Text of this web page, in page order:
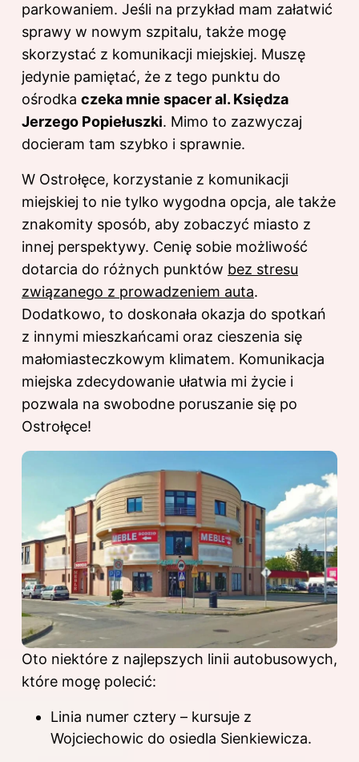
parkowaniem. Jeśli na przykład mam załatwić
sprawy w nowym szpitalu, także mogę
skorzystać z komunikacji miejskiej. Muszę
jedynie pamiętać, że z tego punktu do
ośrodka czeka mnie spacer al. Księdza
Jerzego Popiełuszki. Mimo to zazwyczaj
docieram tam szybko i sprawnie.
W Ostrołęce, korzystanie z komunikacji
miejskiej to nie tylko wygodna opcja, ale także
znakomity sposób, aby zobaczyć miasto z
innej perspektywy. Cenię sobie możliwość
dotarcia do różnych punktów bez stresu
związanego z prowadzeniem auta.
Dodatkowo, to doskonała okazja do spotkań
z innymi mieszkańcami oraz cieszenia się
małomiasteczkowym klimatem. Komunikacja
miejska zdecydowanie ułatwia mi życie i
pozwala na swobodne poruszanie się po
Ostrołęce!
Oto niektóre z najlepszych linii autobusowych,
które mogę polecić:
Linia numer cztery – kursuje z
Wojciechowic do osiedla Sienkiewicza.